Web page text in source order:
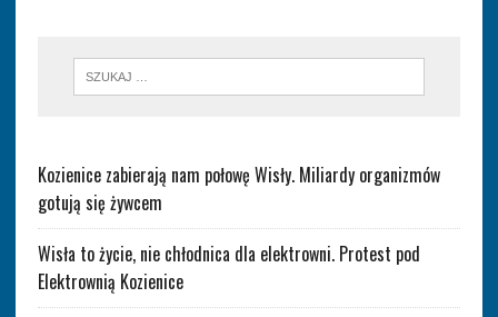
Kozienice zabierają nam połowę Wisły. Miliardy organizmów
gotują się żywcem
Wisła to życie, nie chłodnica dla elektrowni. Protest pod
Elektrownią Kozienice